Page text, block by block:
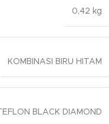
0,42 kg
KOMBINASI BIRU HITAM
TEFLON BLACK DIAMOND